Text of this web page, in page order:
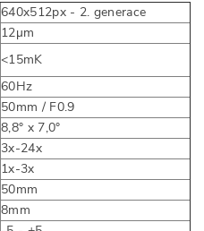
640x512px - 2. generace
12µm
<15mK
60Hz
50mm / F0.9
8,8° x 7,0°
3x-24x
1x-3x
50mm
8mm